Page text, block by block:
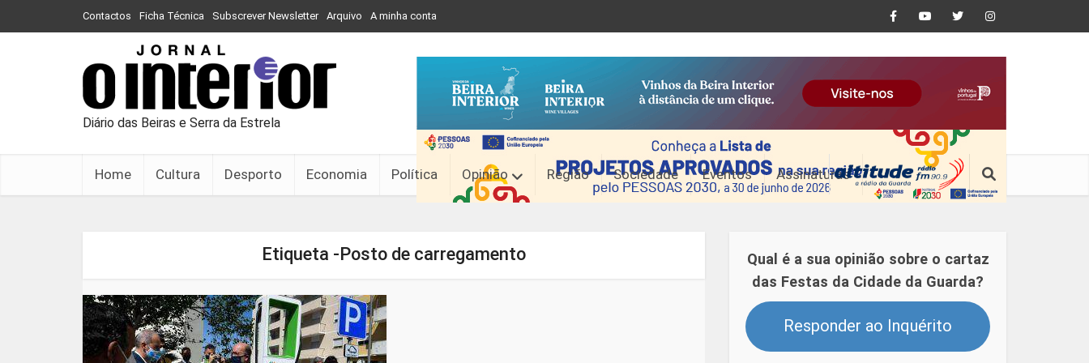
Contactos Ficha Técnica Subscrever Newsletter Arquivo A minha conta
Diário das Beiras e Serra da Estrela
Home Cultura Desporto Economia Política Opinião Região Sociedade Eventos Assinaturas
Etiqueta -Posto de carregamento
Qual é a sua opinião sobre o cartaz
das Festas da Cidade da Guarda?
Responder ao Inquérito